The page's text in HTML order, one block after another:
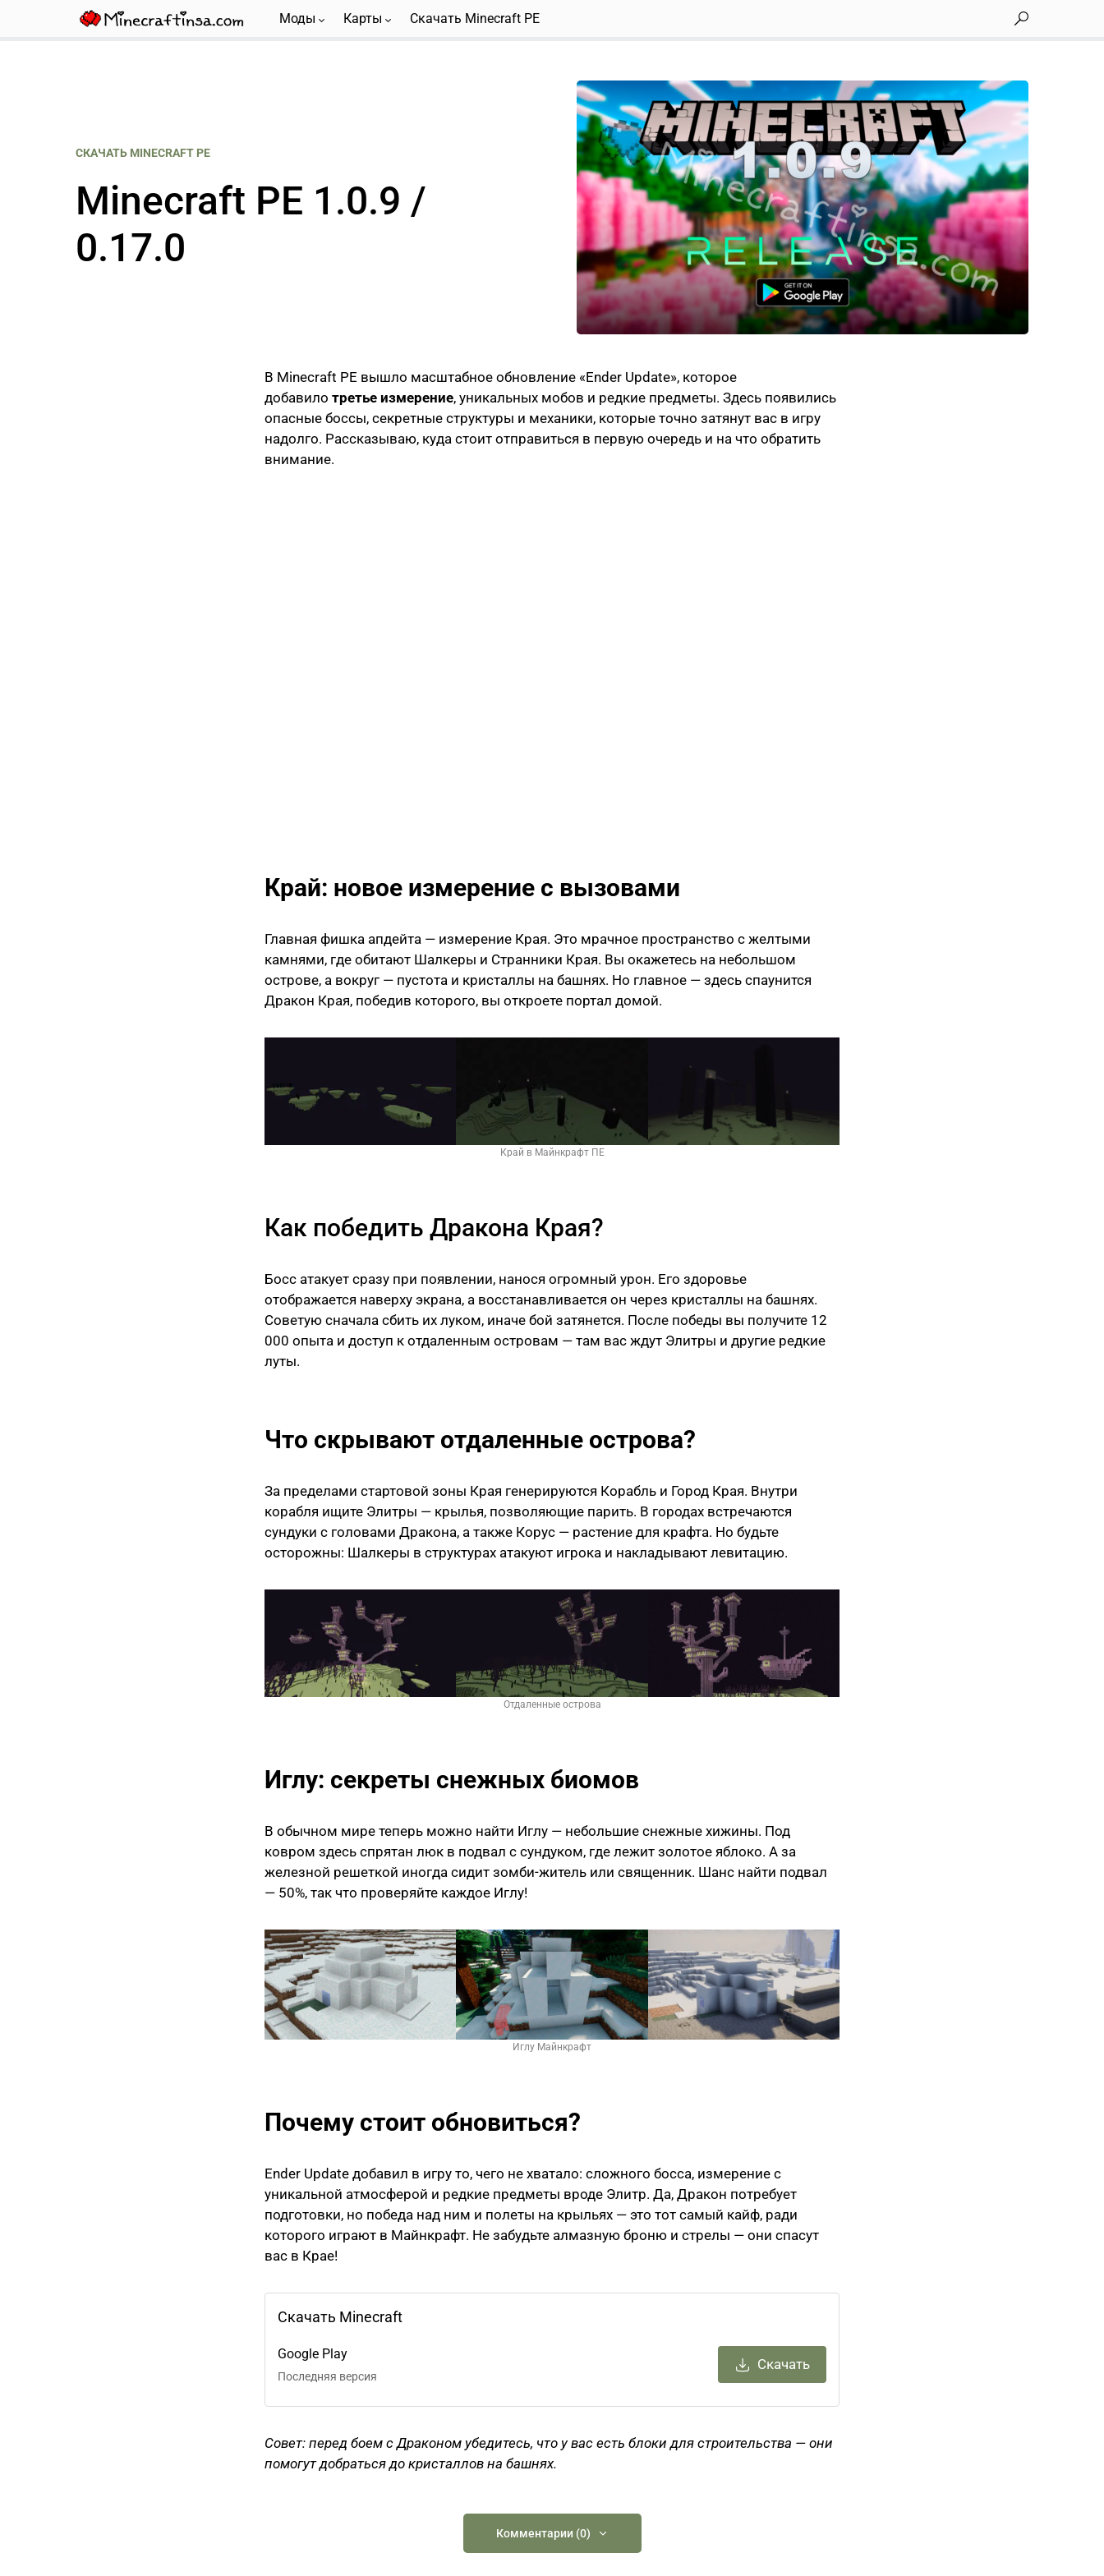
Моды Карты Скачать Minecraft PE
СКАЧАТЬ MINECRAFT PE
Minecraft PE 1.0.9 /
0.17.0
В Minecraft PE вышло масштабное обновление «Ender Update», которое
добавило третье измерение, уникальных мобов и редкие предметы. Здесь появились
опасные боссы, секретные структуры и механики, которые точно затянут вас в игру
надолго. Рассказываю, куда стоит отправиться в первую очередь и на что обратить
внимание.
Край: новое измерение с вызовами
Главная фишка апдейта — измерение Края. Это мрачное пространство с желтыми
камнями, где обитают Шалкеры и Странники Края. Вы окажетесь на небольшом
острове, а вокруг — пустота и кристаллы на башнях. Но главное — здесь спаунится
Дракон Края, победив которого, вы откроете портал домой.
Край в Майнкрафт ПЕ
Как победить Дракона Края?
Босс атакует сразу при появлении, нанося огромный урон. Его здоровье
отображается наверху экрана, а восстанавливается он через кристаллы на башнях.
Советую сначала сбить их луком, иначе бой затянется. После победы вы получите 12
000 опыта и доступ к отдаленным островам — там вас ждут Элитры и другие редкие
луты.
Что скрывают отдаленные острова?
За пределами стартовой зоны Края генерируются Корабль и Город Края. Внутри
корабля ищите Элитры — крылья, позволяющие парить. В городах встречаются
сундуки с головами Дракона, а также Корус — растение для крафта. Но будьте
осторожны: Шалкеры в структурах атакуют игрока и накладывают левитацию.
Отдаленные острова
Иглу: секреты снежных биомов
В обычном мире теперь можно найти Иглу — небольшие снежные хижины. Под
ковром здесь спрятан люк в подвал с сундуком, где лежит золотое яблоко. А за
железной решеткой иногда сидит зомби-житель или священник. Шанс найти подвал
— 50%, так что проверяйте каждое Иглу!
Иглу Майнкрафт
Почему стоит обновиться?
Ender Update добавил в игру то, чего не хватало: сложного босса, измерение с
уникальной атмосферой и редкие предметы вроде Элитр. Да, Дракон потребует
подготовки, но победа над ним и полеты на крыльях — это тот самый кайф, ради
которого играют в Майнкрафт. Не забудьте алмазную броню и стрелы — они спасут
вас в Крае!
Скачать Minecraft
Google Play
Последняя версия
Скачать
Совет: перед боем с Драконом убедитесь, что у вас есть блоки для строительства — они
помогут добраться до кристаллов на башнях.
Комментарии (0)